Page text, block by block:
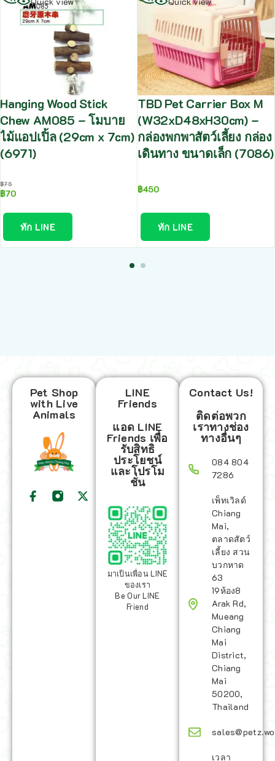
Hanging Wood Stick
Chew AM085 – โมบาย
ไม้แอปเปิ้ล (29cm x 7cm)
(6971)
฿75
฿70
ทัก LINE
TBD Pet Carrier Box M
(W32xD48xH30cm) –
กล่องพกพาสัตว์เลี้ยง กล่อง
เดินทาง ขนาดเล็ก (7086)
฿450
ทัก LINE
Pet Shop
with Live
Animals
LINE
Friends
แอด LINE
Friends เพื่อ
รับสิทธิ
ประโยชน์
และโปรโม
ชั่น
มาเป็นเพื่อน LINE
ของเรา
Be Our LINE
Friend
Contact Us!
ติดต่อพวก
เราทางช่อง
ทางอื่นๆ
084 804
7286
เพ็ทเวิลด์
Chiang
Mai,
ตลาดสัตว์
เลี้ยง สวน
บวกหาด
63
19ห้อง8
Arak Rd,
Mueang
Chiang
Mai
District,
Chiang
Mai
50200,
Thailand
เวลา